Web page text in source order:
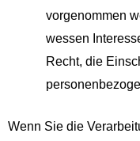
vorgenommen
wessen
Recht, die
Wenn Sie die